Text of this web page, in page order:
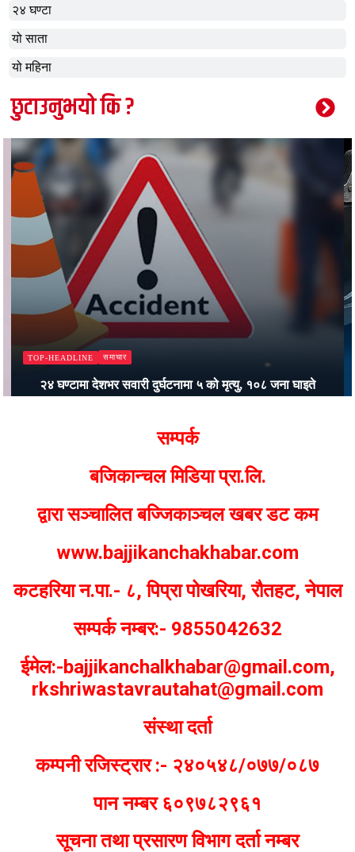
२४ घण्टा
यो साता
यो महिना
छुटाउनुभयो कि ?
TOP-HEADLINE समाचार
२४ घण्टामा देशभर सवारी दुर्घटनामा ५ को मृत्यु, १०८ जना घाइते
सम्पर्क
बजिकान्चल मिडिया प्रा.लि.
द्वारा सञ्चालित बज्जिकाञ्चल खबर डट कम
www.bajjikanchakhabar.com
कटहरिया न.पा.- ८, पिप्रा पोखरिया, रौतहट, नेपाल
सम्पर्क नम्बर:- 9855042632
ईमेल:-bajjikanchalkhabar@gmail.com,
rkshriwastavrautahat@gmail.com
संस्था दर्ता
कम्पनी रजिस्ट्रार :- २४०५४८/०७७/०८७
पान नम्बर ६०९७८२९६१
सूचना तथा प्रसारण विभाग दर्ता नम्बर